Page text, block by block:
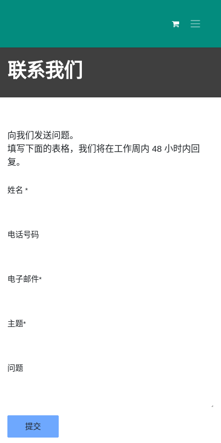
联系我们
向我们发送问题。
填写下面的表格，我们将在工作周内 48 小时内回
复。
姓名 *
电话号码
电子邮件*
主题*
问题
提交